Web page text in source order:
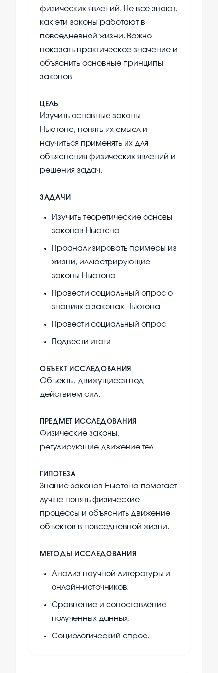
физических явлений. Не все знают,
как эти законы работают в
повседневной жизни. Важно
показать практическое значение и
объяснить основные принципы
законов.
ЦЕЛЬ
Изучить основные законы
Ньютона, понять их смысл и
научиться применять их для
объяснения физических явлений и
решения задач.
ЗАДАЧИ
Изучить теоретические основы
законов Ньютона
Проанализировать примеры из
жизни, иллюстрирующие
законы Ньютона
Провести социальный опрос о
знаниях о законах Ньютона
Провести социальный опрос
Подвести итоги
ОБЪЕКТ ИССЛЕДОВАНИЯ
Объекты, движущиеся под
действием сил.
ПРЕДМЕТ ИССЛЕДОВАНИЯ
Физические законы,
регулирующие движение тел.
ГИПОТЕЗА
Знание законов Ньютона помогает
лучше понять физические
процессы и объяснить движение
объектов в повседневной жизни.
МЕТОДЫ ИССЛЕДОВАНИЯ
Анализ научной литературы и
онлайн-источников.
Сравнение и сопоставление
полученных данных.
Социологический опрос.